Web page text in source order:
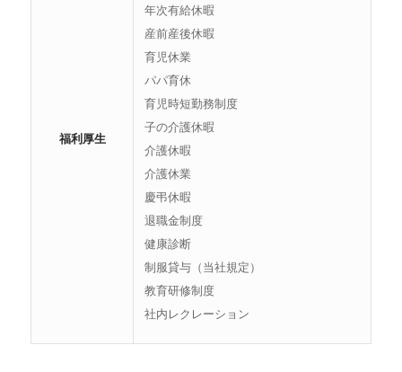
福利厚生
年次有給休暇
産前産後休暇
育児休業
パパ育休
育児時短勤務制度
子の介護休暇
介護休暇
介護休業
慶弔休暇
退職金制度
健康診断
制服貸与（当社規定）
教育研修制度
社内レクレーション